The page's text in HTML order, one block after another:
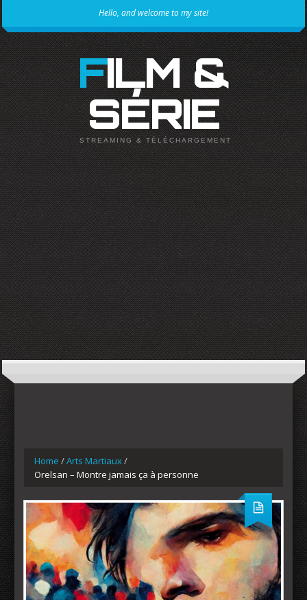
Hello, and welcome to my site!
FILM &
SÉRIE
STREAMING & TÉLÉCHARGEMENT
Home /Arts Martiaux/
Orelsan – Montre jamais ça à personne